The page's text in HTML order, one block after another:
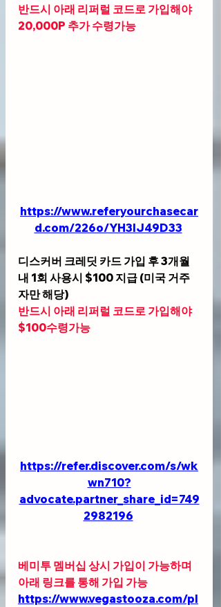
반드시 아래 리퍼럴 코드로 가입해야
20,000P 추가 수령가능
https://www.referyourchasecar
d.com/226o/YH3IJ49D33
디스커버 크레딧 카드 가입 후 3개월
내 1회 사용시 $100 지급 (미국 거주
자만 해당)
반드시 아래 리퍼럴 코드로 가입해야
$100수령가능
https://refer.discover.com/s/wk
wn710?
advocate.partner_share_id=749
2982196
베미투 멤버십 상시 가입이 가능하며
아래 링크를 통해 가입 가능
https://www.vegastooza.com/pl